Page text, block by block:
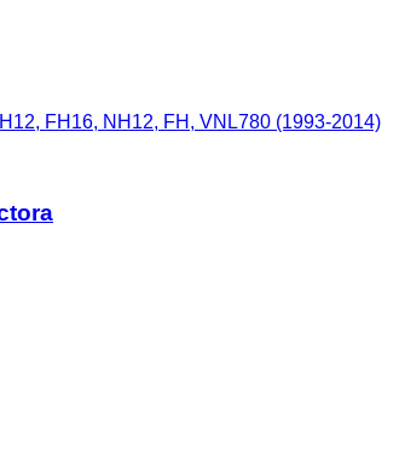
FH16, NH12, FH, VNL780 (1993-2014)